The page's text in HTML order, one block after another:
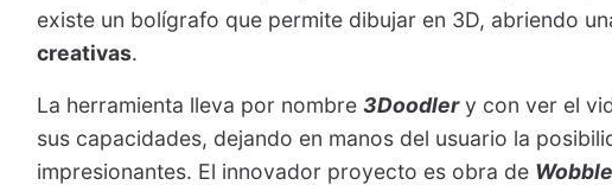
existe un bolígrafo que permite dibujar en 3D, abriendo
creativas.
La herramienta lleva por nombre 3Doodlery con ver el
sus capacidades, dejando en manos del usuario la
impresionantes. El innovador proyecto es obra de